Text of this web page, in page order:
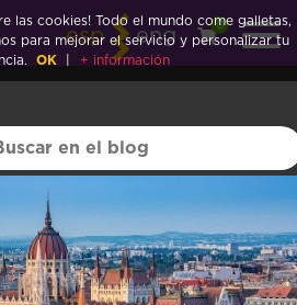
esp eng
0
las cookies! Todo el mundo come galletas,
para mejorar el servicio y personalizar tu
OK + información